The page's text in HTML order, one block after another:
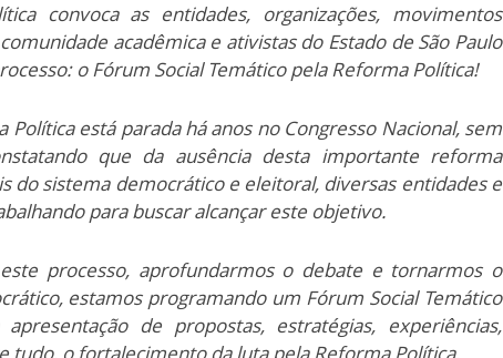
convoca as entidades, organizações, movimentos
acadêmica e ativistas do Estado de São Paulo
o Fórum Social Temático pela Reforma Política!
Política está parada há anos no Congresso Nacional, sem
que da ausência desta importante reforma
do sistema democrático e eleitoral, diversas entidades e
para buscar alcançar este objetivo.
processo, aprofundarmos o debate e tornarmos o
estamos programando um Fórum Social Temático
de propostas, estratégias, experiências,